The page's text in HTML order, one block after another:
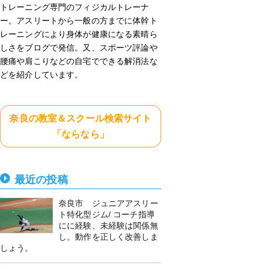
トレーニング専門のフィジカルトレーナ
ー。アスリートから一般の方までに体幹ト
レーニングにより身体が健康になる素晴ら
しさをブログで発信。又、スポーツ評論や
腰痛や肩こりなどの自宅でできる解消法な
どを紹介しています。
奈良の教室＆スクール検索サイト
「ならなら」
最近の投稿
奈良市 ジュニアアスリー
ト特化型ジム/ コーチ指導
にに経験、未経験は関係無
し。動作を正しく改善しま
しょう。